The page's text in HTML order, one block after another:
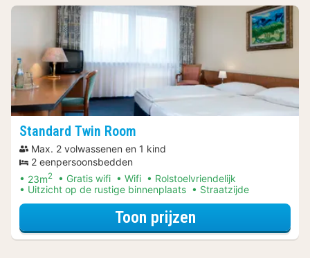
Standard Twin Room
Max. 2 volwassenen en 1 kind
2 eenpersoonsbedden
23m2 Gratis wifi Wifi
Rolstoelvriendelijk
Uitzicht op de rustige binnenplaats
Straatzijde
Toon prijzenvoor